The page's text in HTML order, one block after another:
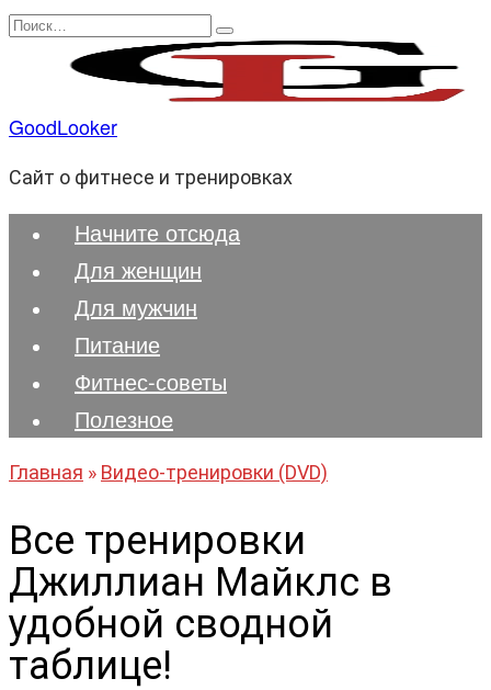
Перейти
содержанию
Search
GoodLooker
Сайт о фитнесе и тренировках
Начните отсюда
Для женщин
Для мужчин
Питание
Фитнес-советы
Полезноe
Главная » Видео-тренировки (DVD)
Все тренировки
Джиллиан Майклс в
удобной сводной
таблице!